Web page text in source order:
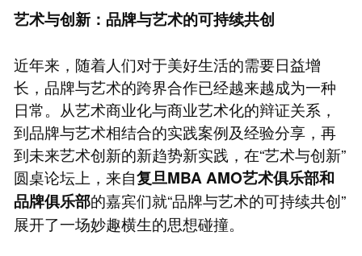
艺术与创新：品牌与艺术的可持续共创
近年来，随着人们对于美好生活的需要日益增
长，品牌与艺术的跨界合作已经越来越成为一种
日常。从艺术商业化与商业艺术化的辩证关系，
到品牌与艺术相结合的实践案例及经验分享，再
到未来艺术创新的新趋势新实践，在“艺术与创新”
圆桌论坛上，来自复旦MBA AMO艺术俱乐部和
品牌俱乐部的嘉宾们就“品牌与艺术的可持续共创”
展开了一场妙趣横生的思想碰撞。